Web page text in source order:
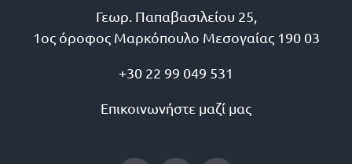
Γεωρ. Παπαβασιλείου 25,
1ος όροφος Μαρκόπουλο Μεσογαίας 190 03
+30 22 99 049 531
Επικοινωνήστε μαζί μας